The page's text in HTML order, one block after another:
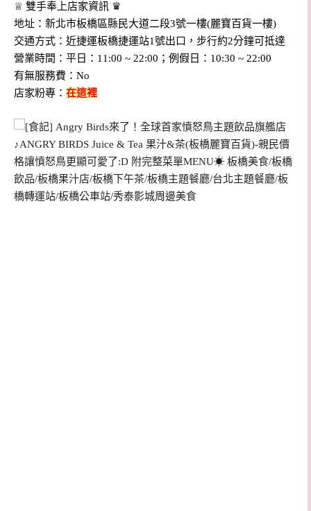
♕ 雙手奉上店家資訊 ♛
地址：新北市板橋區縣民大道二段3號一樓(麗寶百貨一樓)
交通方式：近捷運板橋捷運站1號出口，步行約2分鐘可抵達
營業時間：平日：11:00 ~ 22:00；例假日：10:30 ~ 22:00
有無服務費：No
店家粉專： 在這裡